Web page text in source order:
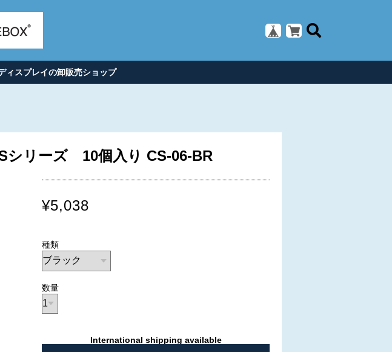
ィスプレイの卸販売ショップ
シリーズ 10個入り CS-06-BR
¥5,038
種類
数量
International shipping available